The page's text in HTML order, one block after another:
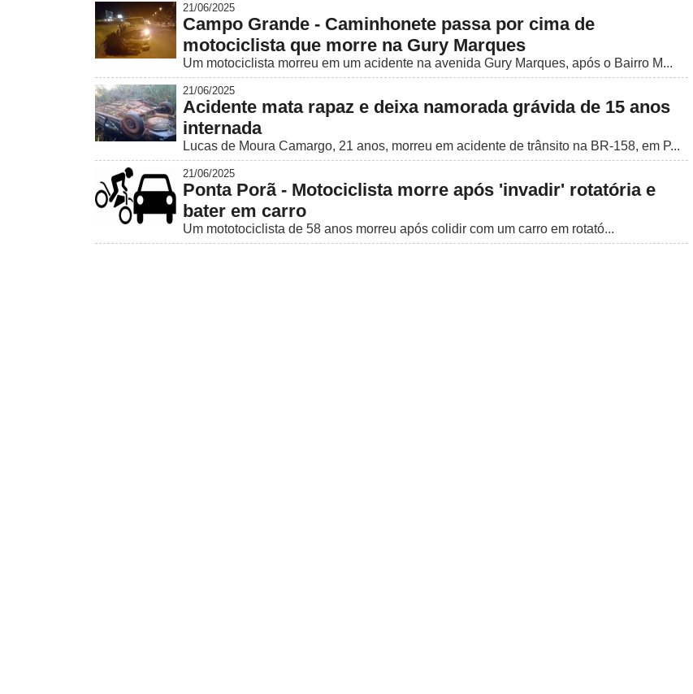
21/06/2025
Campo Grande - Caminhonete passa por cima de
motociclista que morre na Gury Marques
Um motociclista morreu em um acidente na avenida Gury Marques, após o Bairro M...
21/06/2025
Acidente mata rapaz e deixa namorada grávida de 15 anos
internada
Lucas de Moura Camargo, 21 anos, morreu em acidente de trânsito na BR-158, em P...
21/06/2025
Ponta Porã - Motociclista morre após 'invadir' rotatória e
bater em carro
Um mototociclista de 58 anos morreu após colidir com um carro em rotató...